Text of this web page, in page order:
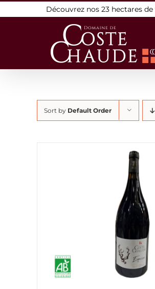
to
Découvrez nos 23 hectares
Sort by Default Order